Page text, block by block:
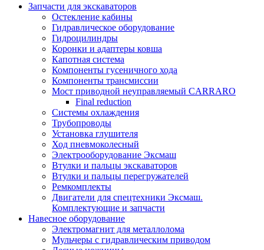
Запчасти для экскаваторов
Остекление кабины
Гидравлическое оборудование
Гидроцилиндры
Коронки и адаптеры ковша
Капотная система
Компоненты гусеничного хода
Компоненты трансмиссии
Мост приводной неуправляемый CARRARO
Final reduction
Системы охлаждения
Трубопроводы
Установка глушителя
Ход пневмоколесный
Электрооборудование Эксмаш
Втулки и пальцы экскаваторов
Втулки и пальцы перегружателей
Ремкомплекты
Двигатели для спецтехники Эксмаш.
Комплектующие и запчасти
Навесное оборудование
Электромагнит для металлолома
Мульчеры с гидравлическим приводом